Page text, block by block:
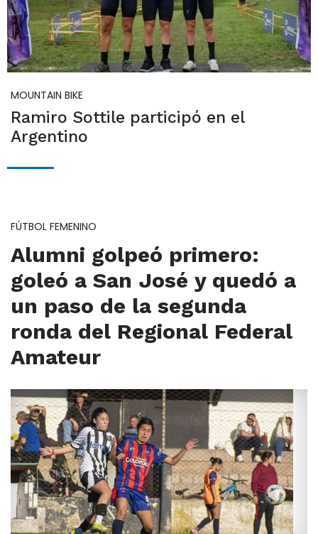
MOUNTAIN BIKE
Ramiro Sottile participó en el
Argentino
FÚTBOL FEMENINO
Alumni golpeó primero:
goleó a San José y quedó a
un paso de la segunda
ronda del Regional Federal
Amateur